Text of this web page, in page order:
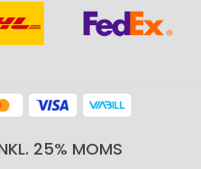
25% MOMS